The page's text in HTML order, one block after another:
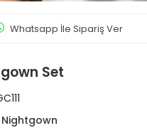
Whatsapp İle Sipariş Ver
Set